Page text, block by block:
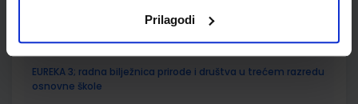
Prilagodi
Omot
EUREKA 3; radna bilježnica prirode i društva u trećem razredu
osnovne škole